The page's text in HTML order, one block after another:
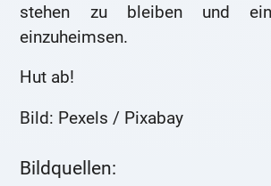
stehen zu bleiben und
einzuheimsen.
Hut ab!
Bild: Pexels / Pixabay
Bildquellen: